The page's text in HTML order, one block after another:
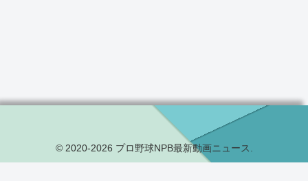
© 2020-2026 プロ野球NPB最新動画ニュース.